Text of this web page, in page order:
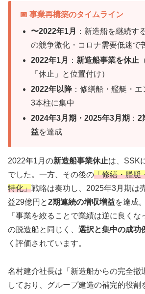
📅 事業再構築のタイムライン
〜2022年1月
：新造船を継続す
の競争激化・コロナ需要低迷で
2022年1月
： 新造船事業を休止
「休止」と位置付け）
2022年以降 ：修繕船・艦艇・
3本柱に集中
2024年3月期・2025年3月期 ：2
益を達成
2022年1月の新造船事業休止は、SSK
でした。一方、その後の「修繕・艦艇
特化」戦略は奏功し、2025年3月期は
益29億円と2期連続の増収増益を達成。
「事業を絞ることで業績は逆に良く
の脱造船と同じく、 選択と集中の成功
く評価されています。
名村建介社長は「新造船からの完全撤
しており、グループ建造の補完的役割